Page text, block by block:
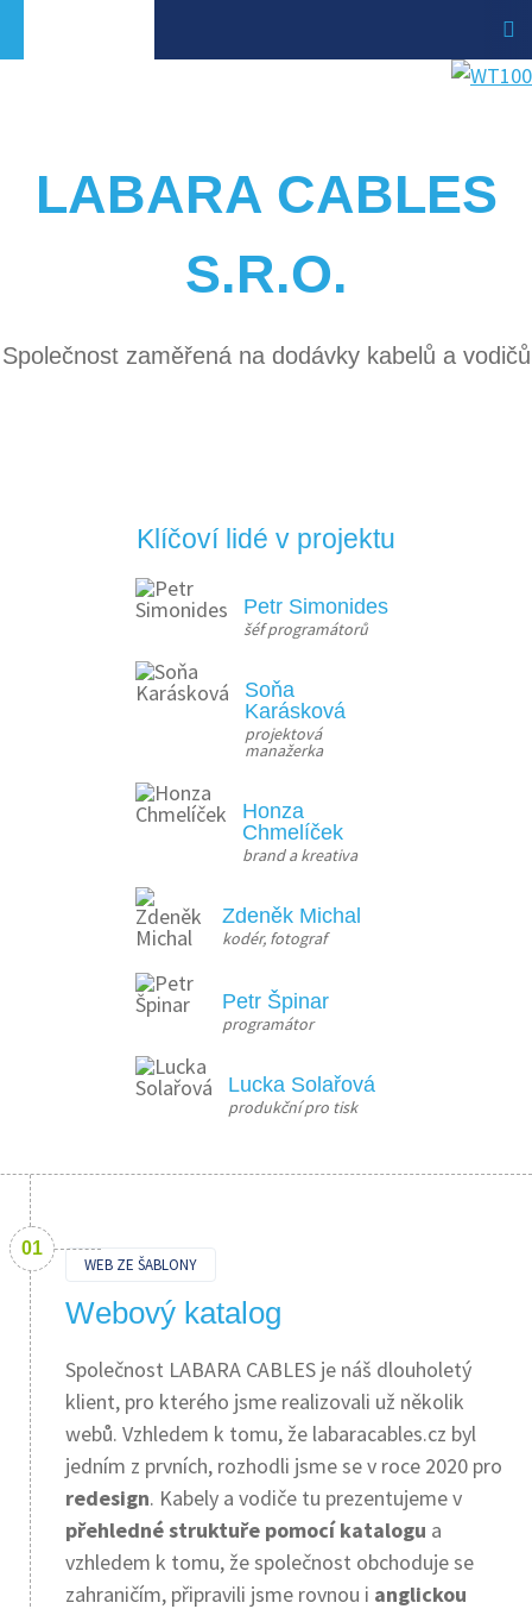
LABARA CABLES
S.R.O.
Společnost zaměřená na dodávky kabelů a vodičů
Klíčoví lidé v projektu
Petr Simonides
šéf programátorů
Soňa
Karásková
projektová
manažerka
Honza
Chmelíček
brand a kreativa
Zdeněk Michal
kodér, fotograf
Petr Špinar
programátor
Lucka Solařová
produkční pro tisk
WEB ZE ŠABLONY
Webový katalog
Společnost LABARA CABLES je náš dlouholetý
klient, pro kterého jsme realizovali už několik
webů. Vzhledem k tomu, že labaracables.cz byl
jedním z prvních, rozhodli jsme se v roce 2020 pro
redesign. Kabely a vodiče tu prezentujeme v
přehledné struktuře pomocí katalogu a
vzhledem k tomu, že společnost obchoduje se
zahraničím, připravili jsme rovnou i anglickou